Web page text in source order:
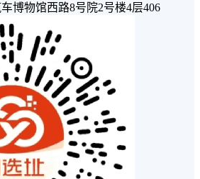
博物馆西路8号院2号楼4层406